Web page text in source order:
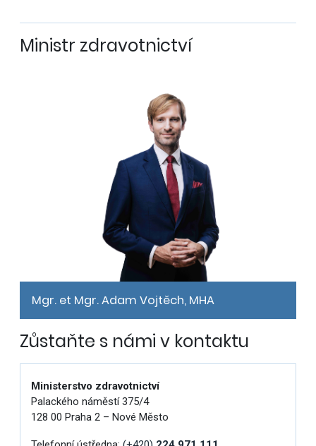
Ministr zdravotnictví
Mgr. et Mgr. Adam Vojtěch, MHA
Zůstaňte s námi v kontaktu
Ministerstvo zdravotnictví
Palackého náměstí 375/4
128 00 Praha 2 – Nové Město